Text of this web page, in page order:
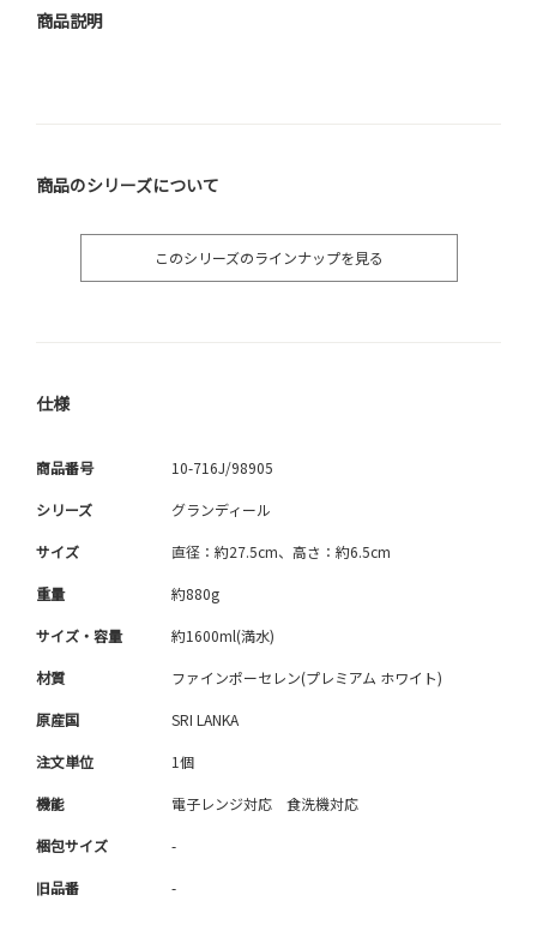
商品説明
商品のシリーズについて
このシリーズのラインナップを見る
仕様
商品番号 10-716J/98905
シリーズ グランディール
サイズ 直径：約27.5cm、高さ：約6.5cm
重量 約880g
サイズ・容量 約1600ml(満水)
材質 ファインポーセレン(プレミアム ホワイト)
原産国 SRI LANKA
注文単位 1個
機能 電子レンジ対応 食洗機対応
梱包サイズ -
旧品番 -